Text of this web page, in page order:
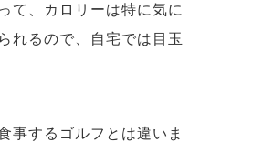
て、カロリーは特に気に
れるので、自宅では目玉
事するゴルフとは違いま